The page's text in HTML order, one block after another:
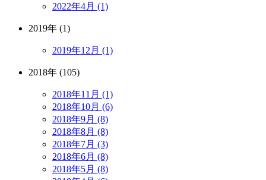
2022年4月 (1)
2019年 (1)
2019年12月 (1)
2018年 (105)
2018年11月 (1)
2018年10月 (6)
2018年9月 (8)
2018年8月 (8)
2018年7月 (3)
2018年6月 (8)
2018年5月 (8)